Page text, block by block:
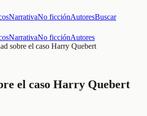
NarrativaNo ficciónAutoresBuscar
NarrativaNo ficciónAutores
sobre el caso Harry Quebert
el caso Harry Quebert